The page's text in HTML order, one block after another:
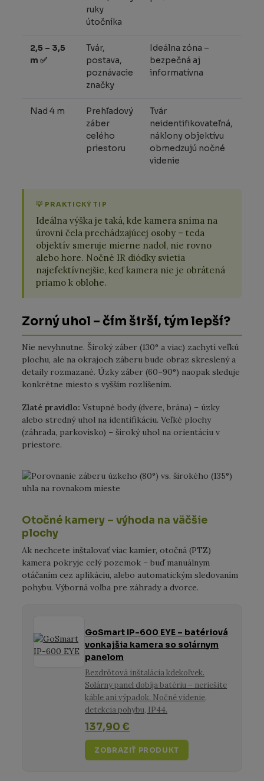
ruky
útočníka
2,5 – 3,5
m ✅
Tvár,
postava,
poznávacie
značky
Ideálna zóna –
bezpečná aj
informatívna
Nad 4 m
Prehľadový
záber
celého
priestoru
Tvár
neidentifikovateľná,
náklony objektívu
obmedzujú nočné
videnie
💡 PRAKTICKÝ TIP
Ideálna výška je taká, kde kamera sníma na
úrovni čela prechádzajúcej osoby – teda
objektív smeruje mierne nadol, nie rovno
alebo hore. Nočné IR diódky svietia
najefektívnejšie, keď kamera nie je obrátená
priamo k oblohe.
Zorný uhol – čím širší, tým lepší?
Nie nevyhnutne. Široký záber (130° a viac) zachytí veľkú
plochu, ale na okrajoch záberu bude obraz skreslený a
detaily rozmazané. Úzky záber (60–90°) naopak sleduje
konkrétne miesto s vyšším rozlíšením.
Zlaté pravidlo: Vstupné body (dvere, brána) – úzky
alebo stredný uhol na identifikáciu. Veľké plochy
(záhrada, parkovisko) – široký uhol na orientáciu v
priestore.
Otočné kamery – výhoda na väčšie
plochy
Ak nechcete inštalovať viac kamier, otočná (PTZ)
kamera pokryje celý pozemok – buď manuálnym
otáčaním cez aplikáciu, alebo automatickým sledovaním
pohybu. Výborná voľba pre záhrady a dvorce.
GoSmart IP-600 EYE – batériová
vonkajšia kamera so solárnym
panelom
Bezdrôtová inštalácia kdekoľvek.
Solárny panel dobíja batériu – neriešite
káble ani výpadok. Nočné videnie,
detekcia pohybu, IP44.
137,90 €
ZOBRAZIŤ PRODUKT